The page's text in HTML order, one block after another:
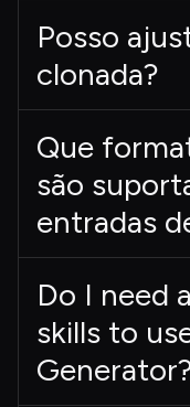
Posso
clonada?
Que
são
entradas
Do I need
skills to